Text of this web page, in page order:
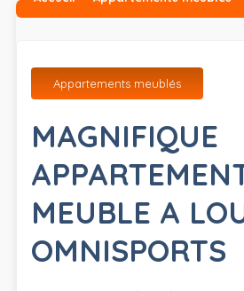
Appartements meublés
MAGNIFIQUE
MEUBLE A
OMNISPORTS